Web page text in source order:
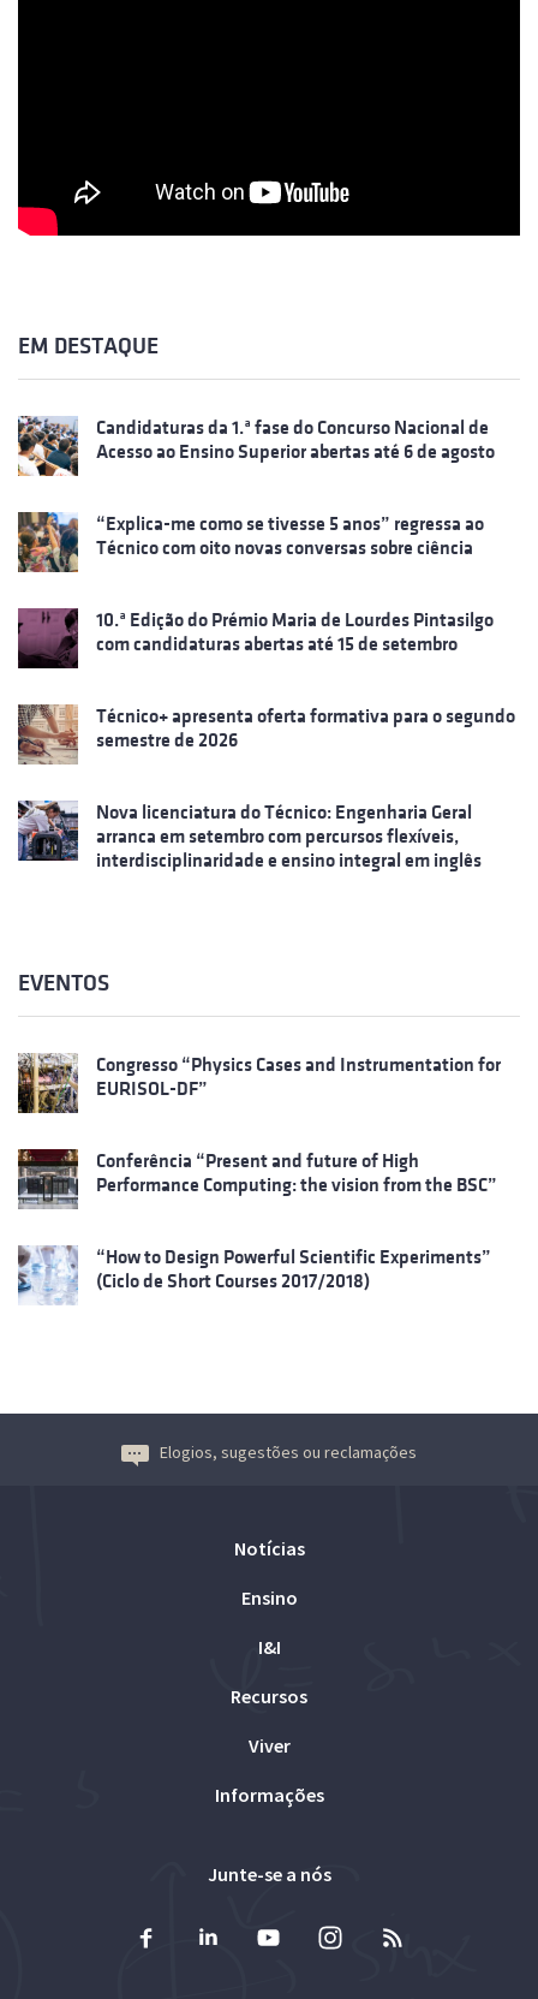
EM DESTAQUE
Candidaturas da 1.ª fase do Concurso Nacional de
Acesso ao Ensino Superior abertas até 6 de agosto
“Explica-me como se tivesse 5 anos” regressa ao
Técnico com oito novas conversas sobre ciência
10.ª Edição do Prémio Maria de Lourdes Pintasilgo
com candidaturas abertas até 15 de setembro
Técnico+ apresenta oferta formativa para o segundo
semestre de 2026
Nova licenciatura do Técnico: Engenharia Geral
arranca em setembro com percursos flexíveis,
interdisciplinaridade e ensino integral em inglês
EVENTOS
Congresso “Physics Cases and Instrumentation for
EURISOL-DF”
Conferência “Present and future of High
Performance Computing: the vision from the BSC”
“How to Design Powerful Scientific Experiments”
(Ciclo de Short Courses 2017/2018)
Elogios, sugestões ou reclamações
Notícias
Ensino
I&I
Recursos
Viver
Informações
Junte-se a nós